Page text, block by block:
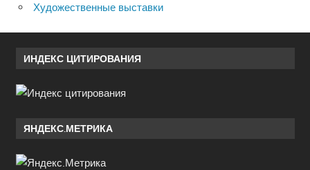
Художественные выставки
ИНДЕКС ЦИТИРОВАНИЯ
ЯНДЕКС.МЕТРИКА